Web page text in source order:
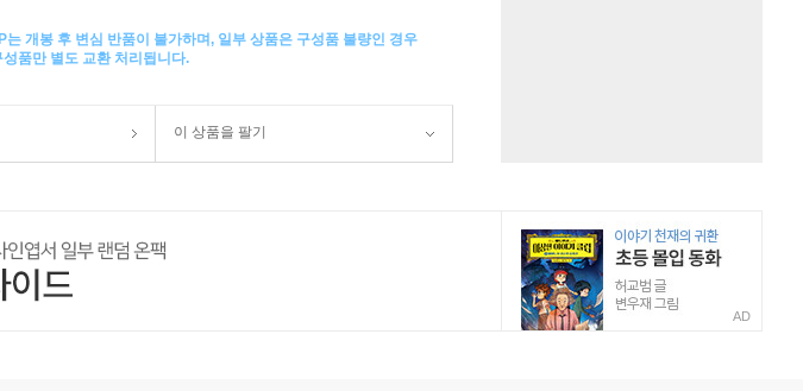
는 개봉 후 변심 반품이 불가하며, 일부 상품은 구성품 불량인 경우
성품만 별도 교환 처리됩니다.
이 상품을 팔기
AD